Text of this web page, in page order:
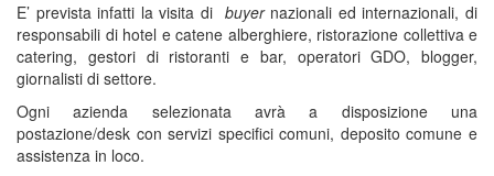
E’ prevista infatti la visita di buyernazionali ed internazionali, di
responsabili di hotel e catene alberghiere, ristorazione collettiva e
catering, gestori di ristoranti e bar, operatori GDO, blogger,
giornalisti di settore.
Ogni azienda selezionata avrà a disposizione una
postazione/desk con servizi specifici comuni, deposito comune e
assistenza in loco.